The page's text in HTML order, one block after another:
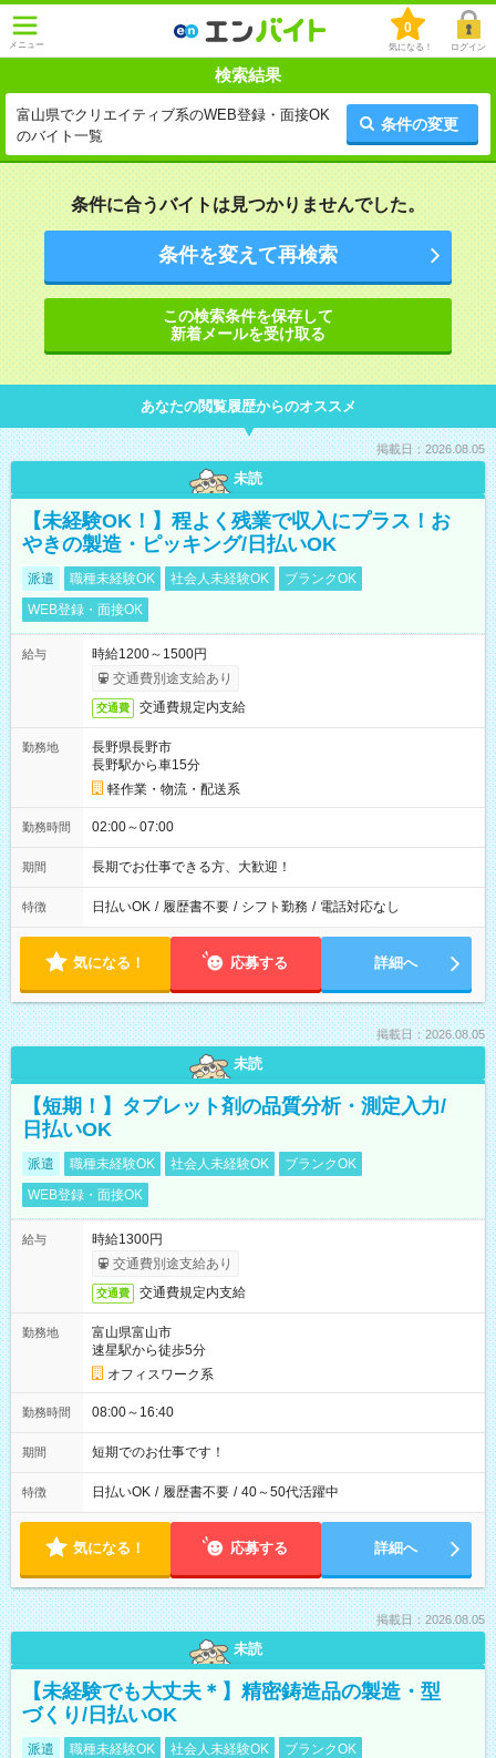
メニュー
0
気になる！ ログイン
検索結果
富山県でクリエイティブ系のWEB登録・面接OK
のバイト一覧
条件の変更
条件に合うバイトは見つかりませんでした。
条件を変えて再検索
この検索条件を保存して
新着メールを受け取る
あなたの閲覧履歴からのオススメ
掲載日：2026.08.05
未読
【未経験OK！】程よく残業で収入にプラス！お
やきの製造・ピッキング/日払いOK
派遣 職種未経験OK 社会人未経験OK
ブランクOK
WEB登録・面接OK
給与
時給1200～1500円
交通費別途支給あり
交通費 交通費規定内支給
勤務地
長野県長野市
長野駅から車15分
軽作業・物流・配送系
勤務時間 02:00～07:00
期間 長期でお仕事できる方、大歓迎！
特徴 日払いOK / 履歴書不要 / シフト勤務 / 電話対応なし
気になる！ 応募する 詳細へ
掲載日：2026.08.05
未読
【短期！】タブレット剤の品質分析・測定入力/
日払いOK
派遣 職種未経験OK 社会人未経験OK
ブランクOK
WEB登録・面接OK
給与
時給1300円
交通費別途支給あり
交通費 交通費規定内支給
勤務地
富山県富山市
速星駅から徒歩5分
オフィスワーク系
勤務時間 08:00～16:40
期間 短期でのお仕事です！
特徴 日払いOK / 履歴書不要 / 40～50代活躍中
気になる！ 応募する 詳細へ
掲載日：2026.08.05
未読
【未経験でも大丈夫＊】精密鋳造品の製造・型
づくり/日払いOK
派遣 職種未経験OK 社会人未経験OK
ブランクOK